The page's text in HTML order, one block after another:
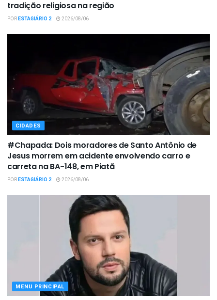
tradição religiosa na região
PORESTAGIÁRIO 2 2026/08/06
CIDADES
#Chapada: Dois moradores de Santo Antônio de
Jesus morrem em acidente envolvendo carro e
carreta na BA-148, em Piatã
PORESTAGIÁRIO 2 2026/08/06
MENU PRINCIPAL